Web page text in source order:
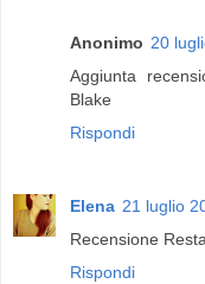
Anonimo 20
Aggiunta
Blake
Rispondi
Elena 21 luglio
Recensione
Rispondi